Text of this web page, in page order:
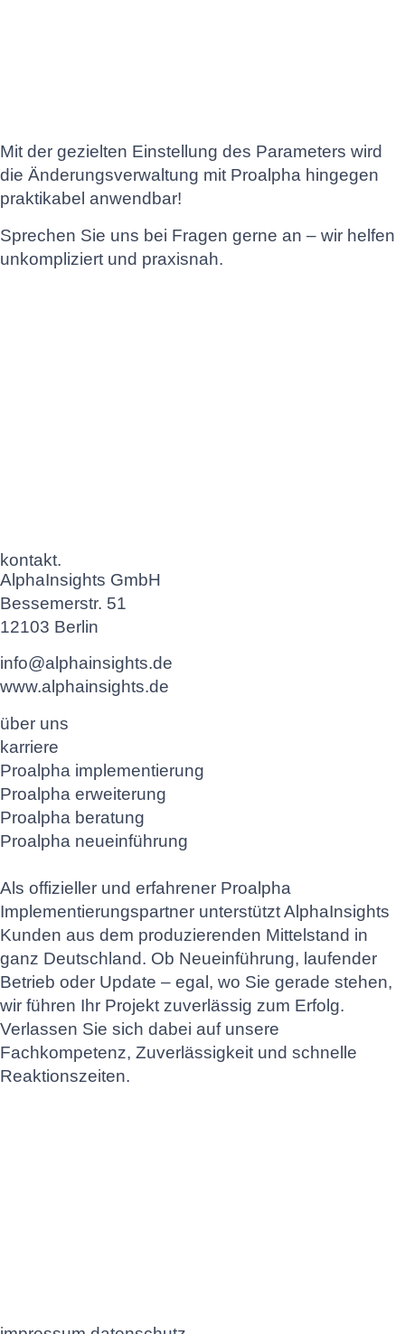
Mit der gezielten Einstellung des Parameters wird
die Änderungsverwaltung mit Proalpha hingegen
praktikabel anwendbar!
Sprechen Sie uns bei Fragen gerne an – wir helfen
unkompliziert und praxisnah.
kontakt.
AlphaInsights GmbH
Bessemerstr. 51
12103 Berlin
info@alphainsights.de
www.alphainsights.de
über uns
karriere
Proalpha implementierung
Proalpha erweiterung
Proalpha beratung
Proalpha neueinführung
Als offizieller und erfahrener Proalpha
Implementierungspartner unterstützt AlphaInsights
Kunden aus dem produzierenden Mittelstand in
ganz Deutschland. Ob Neueinführung, laufender
Betrieb oder Update – egal, wo Sie gerade stehen,
wir führen Ihr Projekt zuverlässig zum Erfolg.
Verlassen Sie sich dabei auf unsere
Fachkompetenz, Zuverlässigkeit und schnelle
Reaktionszeiten.